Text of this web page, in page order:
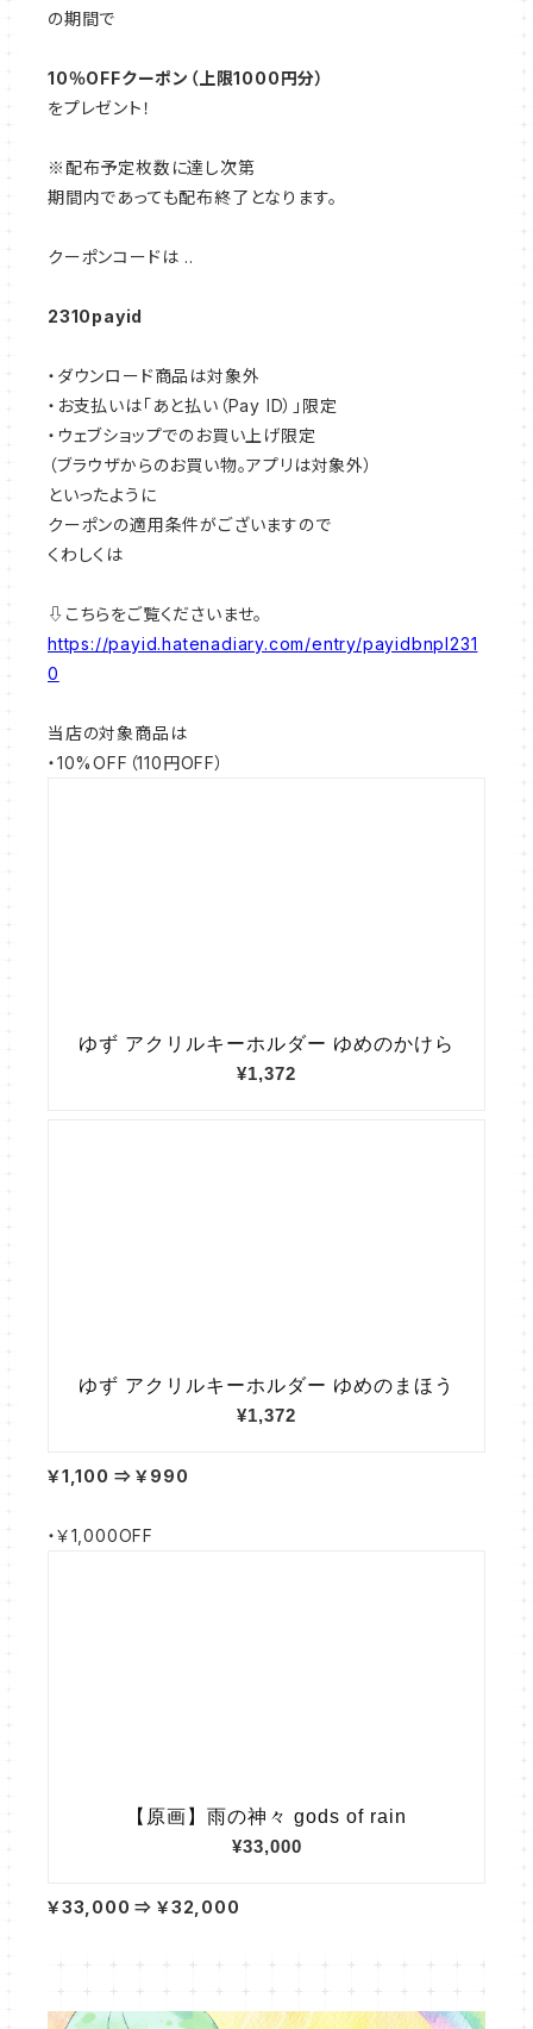
の期間で
10％OFFクーポン（上限1000円分）
をプレゼント！
※配布予定枚数に達し次第
期間内であっても配布終了となります。
クーポンコードは ..
2310payid
・ダウンロード商品は対象外
・お支払いは「あと払い（Pay ID）」限定
・ウェブショップでのお買い上げ限定
（ブラウザからのお買い物。アプリは対象外）
といったように
クーポンの適用条件がございますので
くわしくは
⇩こちらをご覧くださいませ。
https://payid.hatenadiary.com/entry/payidbnpl231
0
当店の対象商品は
・10%OFF（110円OFF）
￥1,100 ⇒ ￥990
・￥1,000OFF
￥33,000 ⇒ ￥32,000